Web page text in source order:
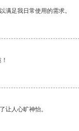
满足我日常使用的需求。
让人心旷神怡。